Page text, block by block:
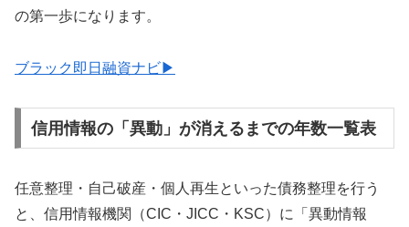
の第一歩になります。
ブラック即日融資ナビ▶
信用情報の「異動」が消えるまでの年数一覧表
任意整理・自己破産・個人再生といった債務整理を行う
と、信用情報機関（CIC・JICC・KSC）に「異動情報